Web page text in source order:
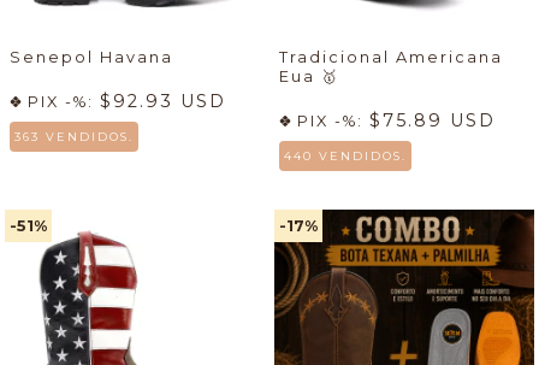
Senepol Havana
PIX -%: $92.93 USD
363 VENDIDOS.
Tradicional Americana
Eua
🥇
PIX -%: $75.89 USD
440 VENDIDOS.
-51% -17%